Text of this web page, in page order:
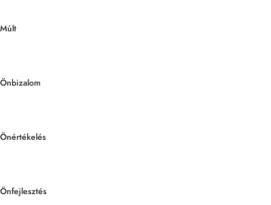
Múlt
Önbizalom
Önértékelés
Önfejlesztés